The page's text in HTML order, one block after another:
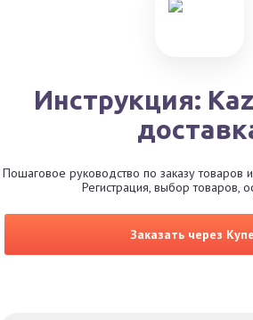
Инструкция:
Пошаговое руководство по заказу товаров
Регистрация, выбор товаров,
Заказать через